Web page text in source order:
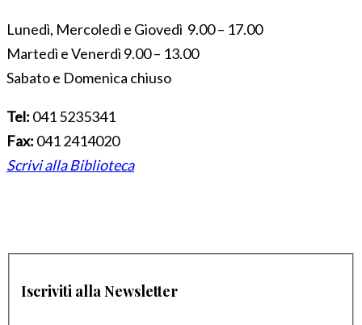
Lunedì, Mercoledì e Giovedì 9.00 – 17.00
Martedì e Venerdì 9.00 – 13.00
Sabato e Domenica chiuso
Tel: 041 5235341
Fax: 041 2414020
Scrivi alla Biblioteca
Iscriviti alla Newsletter